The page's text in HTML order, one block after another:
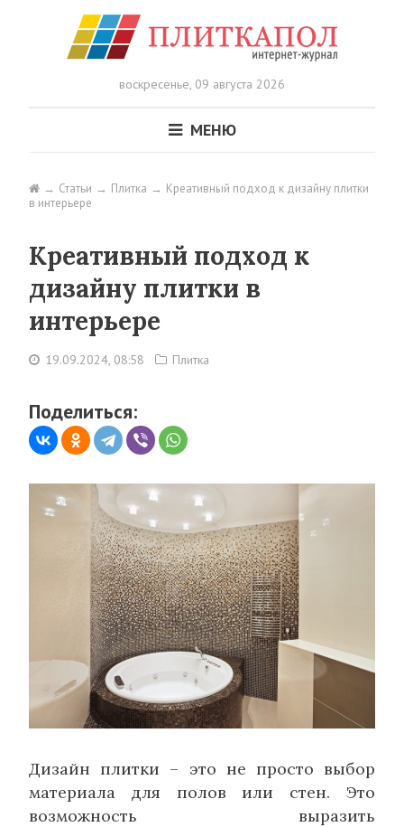
воскресенье, 09 августа 2026
МЕНЮ
Статьи Плитка
Креативный подход к дизайну плитки
в интерьере
Креативный подход к
дизайну плитки в
интерьере
19.09.2024, 08:58 Плитка
Поделиться:
Дизайн плитки – это не просто выбор
материала для полов или стен. Это
возможность выразить